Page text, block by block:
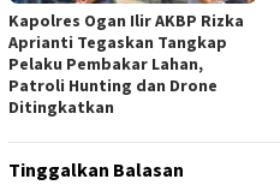
Kapolres Ogan Ilir AKBP Rizka
Aprianti Tegaskan Tangkap
Pelaku Pembakar Lahan,
Patroli Hunting dan Drone
Ditingkatkan
Tinggalkan Balasan